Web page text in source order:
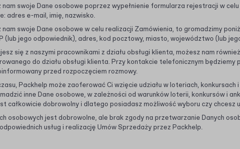
nam swoje Dane osobowe poprzez wypełnienie formularza rejestracji w
adres e-mail, imię, nazwisko.
nam swoje Dane osobowe w celu realizacji Zamówienia, to gromadzimy
(lub jego odpowiednik), adres, kod pocztowy, miasto, województwo (lub
się z naszymi pracownikami z działu obsługi klienta, możesz nam
do działu obsługi klienta. Przy kontakcie telefonicznym
przed rozpoczęciem rozmowy.
Packhelp może zaoferować Ci wzięcie udziału w loteriach,
inne Dane osobowe, w zależności od warunków loterii, konkursów i
całkowicie dobrowolny i dlatego posiadasz możliwość wyboru czy chcesz
osobowych jest dobrowolne, ale brak zgody na przetwarzanie Danych
usług i realizację Umów Sprzedaży przez Packhelp.